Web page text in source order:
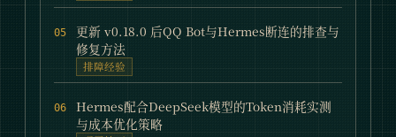
05
更新 v0.18.0 后QQ Bot与Hermes断连的排查与
修复方法
排障经验
06
Hermes配合DeepSeek模型的Token消耗实测
与成本优化策略